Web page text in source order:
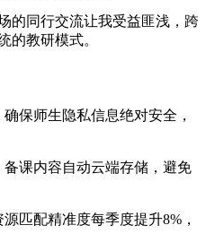
的同行交流让我受益匪浅，跨
的教研模式。
保师生隐私信息绝对安全，
课内容自动云端存储，避免
匹配精准度每季度提升8%，